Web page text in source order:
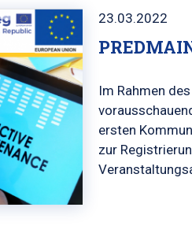
23.03.2022
Im Rahmen
ersten
zur